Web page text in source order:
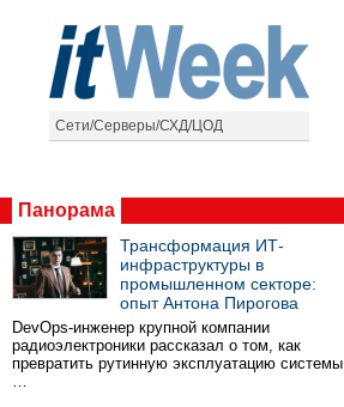
Сети/Серверы/СХД/ЦОД
Панорама
Трансформация ИТ-
инфраструктуры в
промышленном секторе:
опыт Антона Пирогова
DevOps-инженер крупной компании
радиоэлектроники рассказал о том, как
превратить рутинную эксплуатацию системы
…